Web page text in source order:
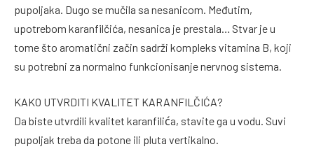
pupoljaka. Dugo se mučila sa nesanicom. Međutim,
upotrebom karanfilčića, nesanica je prestala… Stvar je u
tome što aromatični začin sadrži kompleks vitamina B, koji
su potrebni za normalno funkcionisanje nervnog sistema.
KAKO UTVRDITI KVALITET KARANFILČIĆA?
Da biste utvrdili kvalitet karanfilića, stavite ga u vodu. Suvi
pupoljak treba da potone ili pluta vertikalno.